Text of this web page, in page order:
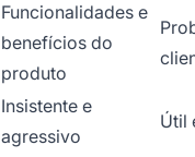
Funcionalidades e
benefícios do
produto
Insistente e
agressivo
Útil